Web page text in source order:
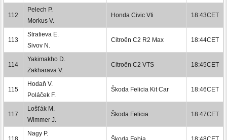
112
Pelech P.
Morkus V.
Honda Civic Vti 18:43CET
113
Stratieva E.
Sivov N.
Citroën C2 R2 Max 18:44CET
114
Yakimakho D.
Zakharava V.
Citroën C2 VTS 18:45CET
115
Hodaň V.
Poláček F.
Škoda Felicia Kit Car 18:46CET
117
Lošťák M.
Wimmer J.
Škoda Felicia 18:47CET
Nagy P.